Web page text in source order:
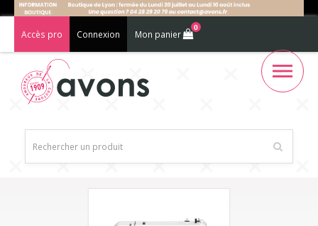
Accès pro Connexion Mon panier
0